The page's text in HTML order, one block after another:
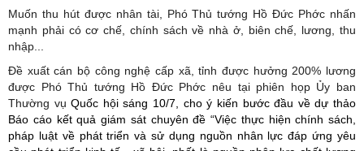
Muốn thu hút được nhân tài, Phó Thủ tướng Hồ Đức Phớc nhấn
mạnh phải có cơ chế, chính sách về nhà ở, biên chế, lương, thu
nhập...
Đề xuất cán bộ công nghệ cấp xã, tỉnh được hưởng 200% lương
được Phó Thủ tướng Hồ Đức Phớc nêu tại phiên họp Ủy ban
Thường vụQuốc hội sáng 10/7, cho ý kiến bước đầu về dự thảo
Báo cáo kết quả giám sát chuyên đề “Việc thực hiện chính sách,
pháp luật về phát triển và sử dụng nguồn nhân lực đáp ứng yêu